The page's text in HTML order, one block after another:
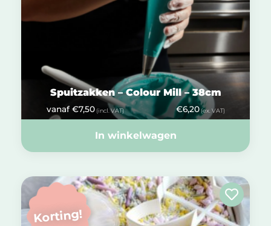
Spuitzakken – Colour Mill – 38cm
vanaf €7,50 (incl. VAT) €6,20 (ex. VAT)
In winkelwagen
Korting!